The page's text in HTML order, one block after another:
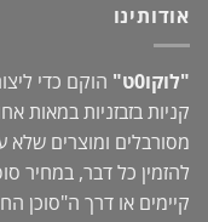
אודותינו
"לוקו0ט"
הוקם כדי
קניות בזבזניות במאות
מסורבלים ומוצרים
להזמין כל דבר, במחיר
קיימים או דרך ה"סוכן